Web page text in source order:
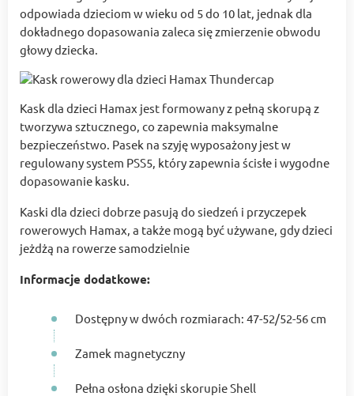
odpowiada dzieciom w wieku od 5 do 10 lat, jednak dla
dokładnego dopasowania zaleca się zmierzenie obwodu
głowy dziecka.
Kask dla dzieci Hamax jest formowany z pełną skorupą z
tworzywa sztucznego, co zapewnia maksymalne
bezpieczeństwo. Pasek na szyję wyposażony jest w
regulowany system PSS5, który zapewnia ścisłe i wygodne
dopasowanie kasku.
Kaski dla dzieci dobrze pasują do siedzeń i przyczepek
rowerowych Hamax, a także mogą być używane, gdy dzieci
jeżdżą na rowerze samodzielnie
Informacje dodatkowe:
Dostępny w dwóch rozmiarach: 47-52/52-56 cm
Zamek magnetyczny
Pełna osłona dzięki skorupie Shell